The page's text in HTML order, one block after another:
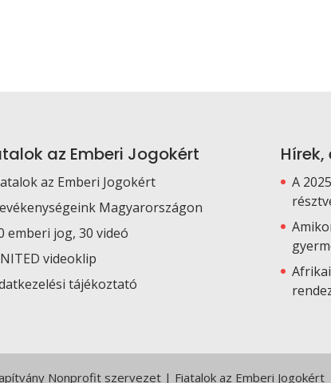
az Emberi Jogokért
az Emberi Jogokért
Magyarországon
emberi jog, 30 videó
videoklip
tájékoztató
A
Nonprofit szervezet | Fiatalok az Emberi Jogokért